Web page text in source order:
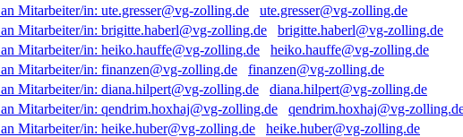
ute.gresser@vg-zolling.de
brigitte.haberl@vg-zolling.de
heiko.hauffe@vg-zolling.de
finanzen@vg-zolling.de
diana.hilpert@vg-zolling.de
qendrim.hoxhaj@vg-
heike.huber@vg-zolling.de